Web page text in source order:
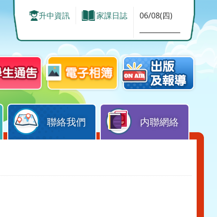
升中資訊 家課日誌
06/08(四)
聯絡我們 内聯網絡